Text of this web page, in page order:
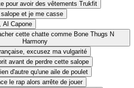
pour avoir des vêtements Trukfit
et je me casse
Al Capone
cette chatte comme Bone Thugs N
Harmony
excusez ma vulgarité
avant de perdre cette salope
d'autre qu'une aile de poulet
le rap alors arrête de jouer